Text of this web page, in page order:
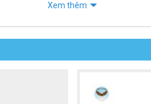
Xem thêm